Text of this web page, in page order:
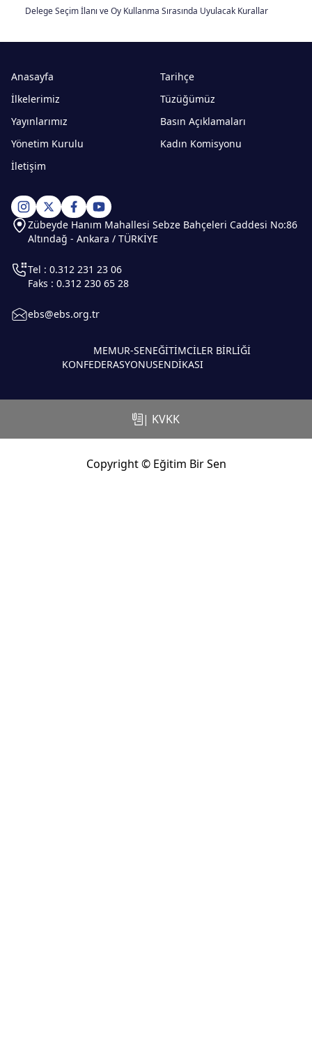
Delege Seçim İlanı ve Oy Kullanma Sırasında Uyulacak Kurallar
Anasayfa
Tarihçe
İlkelerimiz
Tüzüğümüz
Yayınlarımız
Basın Açıklamaları
Yönetim Kurulu
Kadın Komisyonu
İletişim
MEMUR-SEN
KONFEDERASYONU
EĞİTİMCİLER BİRLİĞİ
SENDİKASI
Zübeyde Hanım Mahallesi Sebze Bahçeleri Caddesi No:86
Altındağ - Ankara / TÜRKİYE
Tel : 0.312 231 23 06
Faks : 0.312 230 65 28
ebs@ebs.org.tr
Copyright © Eğitim Bir Sen
| KVKK